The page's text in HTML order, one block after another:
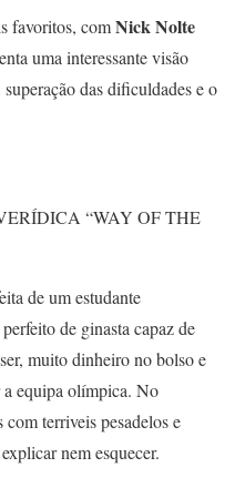
favoritos, comNick Nolte
uma interessante visão
superação das dificuldadese o
“WAY OF THE
de um estudante
de ginasta capaz de
muito dinheiro no bolso e
equipa olímpica. No
terriveis pesadelos e
nem esquecer.